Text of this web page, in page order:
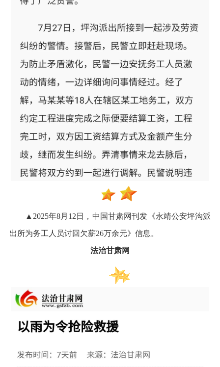
▲2025年8月12日，中国甘肃网刊发《永靖公安坪沟派
出所为务工人员讨回欠薪26万余元》信息。
法治甘肃网